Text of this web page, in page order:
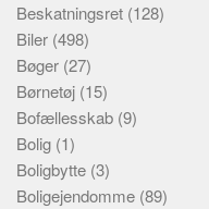
Beskatningsret (128)
Biler (498)
Bøger (27)
Børnetøj (15)
Bofællesskab (9)
Bolig (1)
Boligbytte (3)
Boligejendomme (89)